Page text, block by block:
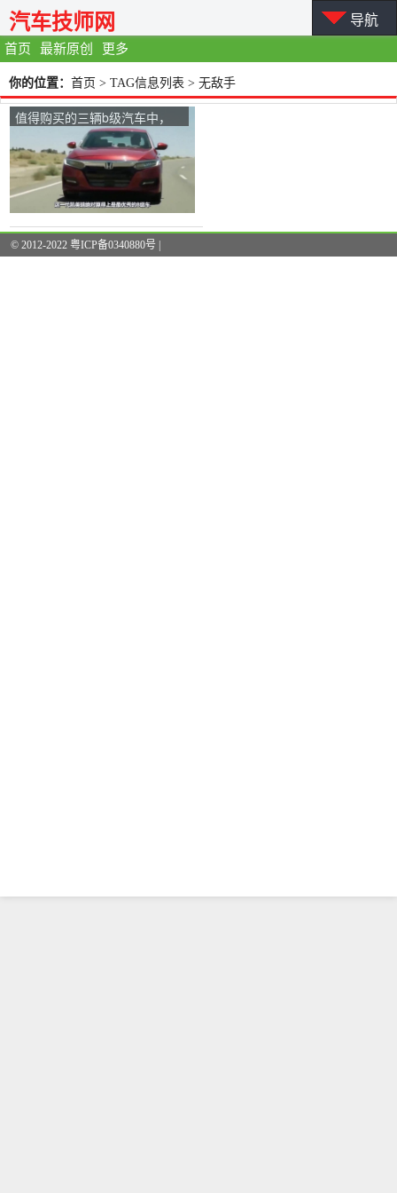
首页 最新原创 更多
汽车技师网 导航
你的位置： 首页 > TAG信息列表 > 无敌手
值得购买的三辆b级汽车中，
约有20万辆几乎是无敌的。
© 2012-2022 粤ICP备0340880号 |